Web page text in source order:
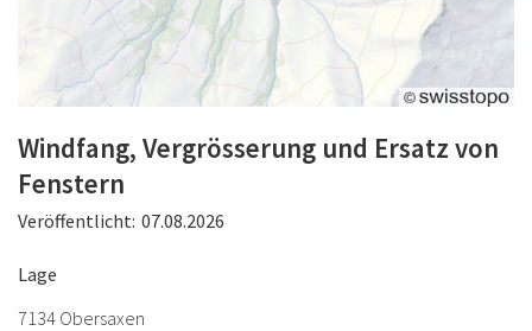
Windfang, Vergrösserung und Ersatz von
Fenstern
Veröffentlicht: 07.08.2026
Lage
7134 Obersaxen